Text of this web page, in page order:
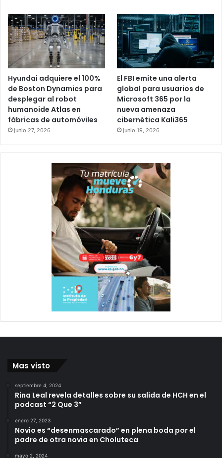
Hyundai adquiere el 100%
de Boston Dynamics para
desplegar al robot
humanoide Atlas en
fábricas de automóviles
junio 27, 2026
El FBI emite una alerta
global para usuarios de
Microsoft 365 por la
nueva amenaza
cibernética Kali365
junio 19, 2026
Mas visto
septiembre 4, 2024
Rina Leal revela detalles sobre su salida de HCH en el
podcast “2 Que 3”
enero 27, 2023
Novio es “desenmascarado” en plena boda por el
padre de otra novia en Choluteca
mayo 2, 2024